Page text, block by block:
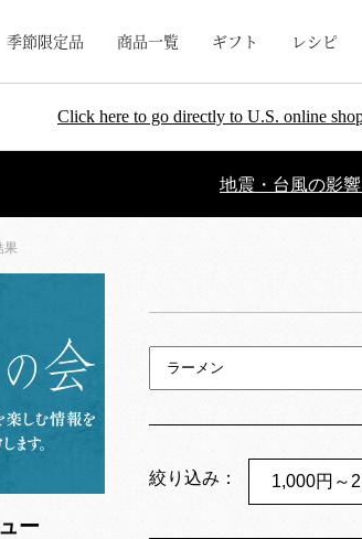
季節限定品 商品一覧 ギフト レシピ
Click here to go directly to U.S. online
地震・台風の影
果
ー
絞り込み： 1,000円～